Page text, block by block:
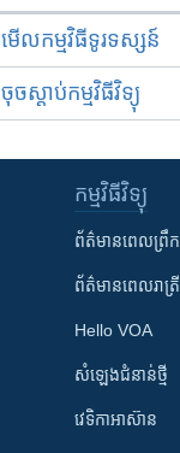
មើល​កម្មវិធី​ទូរទស្សន៍
ចុចស្តាប់កម្មវិធីវិទ្យុ
កម្មវិធី​វិទ្យុ
ព័ត៌មាន​ពេល​ព្រឹក
ព័ត៌មាន​​ពេល​រាត្រី
Hello VOA
សំឡេង​ជំនាន់​ថ្មី
វេទិកា​អាស៊ាន